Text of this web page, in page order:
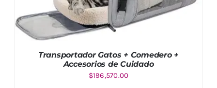
Transportador Gatos + Comedero +
Accesorios de Cuidado
$196,570.00